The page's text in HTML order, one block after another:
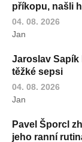
příkopu, našli
04. 08. 2026
Jan
Jaroslav Sapík
těžké sepsi
04. 08. 2026
Jan
Pavel Šporcl
jeho ranní